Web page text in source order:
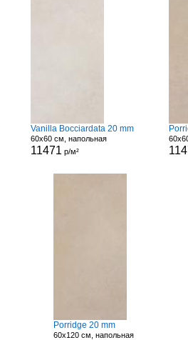
Vanilla Bocciardata 20 mm
60x60 см, напольная
11471 р/м²
Porridge 20 mm
60x120 см, напольная